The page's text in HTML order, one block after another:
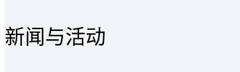
新闻与活动